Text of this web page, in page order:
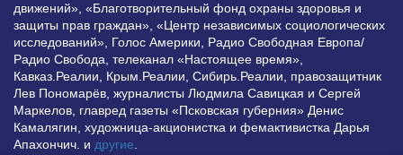
движений», «Благотворительный фонд охраны здоровья и
защиты прав граждан», «Центр независимых социологических
исследований», Голос Америки, Радио Свободная Европа/
Радио Свобода, телеканал «Настоящее время»,
Кавказ.Реалии, Крым.Реалии, Сибирь.Реалии, правозащитник
Лев Пономарёв, журналисты Людмила Савицкая и Сергей
Маркелов, главред газеты «Псковская губерния» Денис
Камалягин, художница-акционистка и фемактивистка Дарья
Апахончич. и другие.